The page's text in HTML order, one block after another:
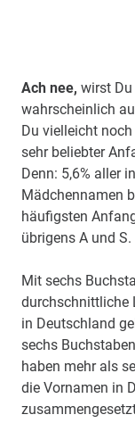
Ach nee, wirst
wahrscheinlich
Du vielleicht
sehr beliebter
Denn: 5,6% aller
Mädchennamen
häufigsten
übrigens A und S.
Mit sechs
durchschnittliche
in Deutschland
sechs
haben mehr als
die Vornamen in